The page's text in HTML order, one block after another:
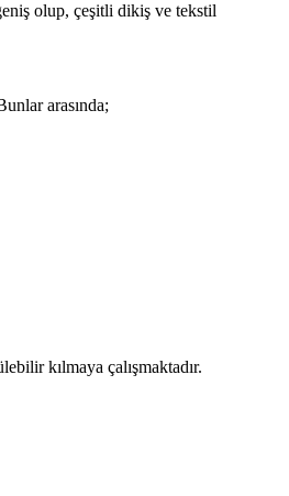
olup, çeşitli dikiş ve tekstil
arasında;
kılmaya çalışmaktadır.